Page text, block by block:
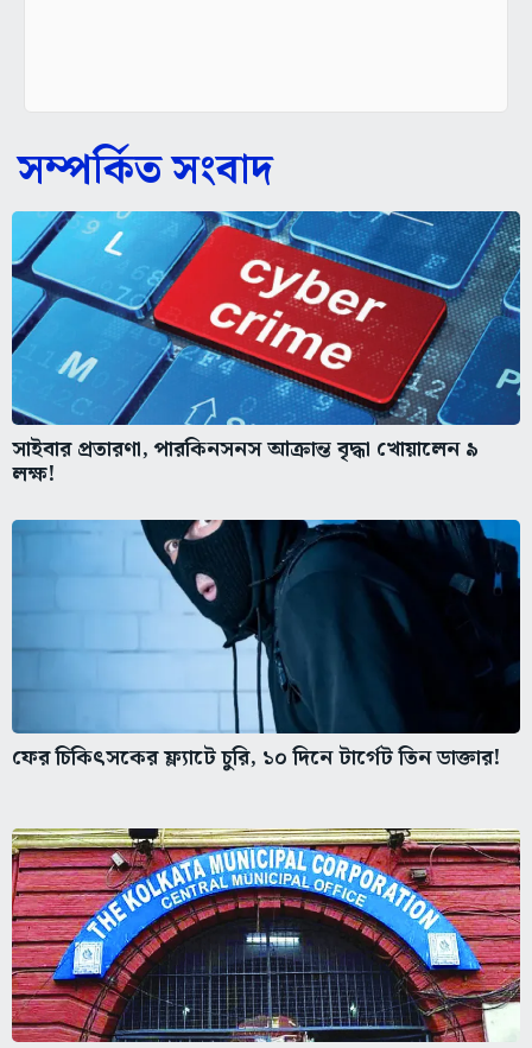
সম্পর্কিত সংবাদ
সাইবার প্রতারণা, পারকিনসনস আক্রান্ত বৃদ্ধা খোয়ালেন ৯
লক্ষ!
ফের চিকিৎসকের ফ্ল্যাটে চুরি, ১০ দিনে টার্গেট তিন ডাক্তার!